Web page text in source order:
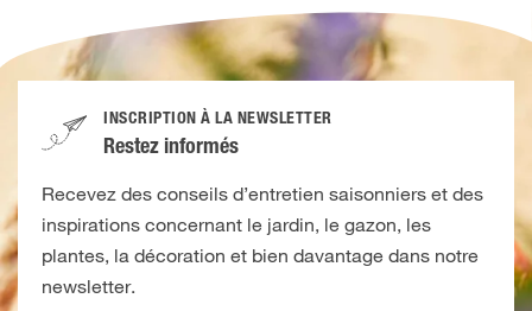
INSCRIPTION À LA NEWSLETTER
Restez informés
Recevez des conseils d’entretien saisonniers et des
inspirations concernant le jardin, le gazon, les
plantes, la décoration et bien davantage dans notre
newsletter.